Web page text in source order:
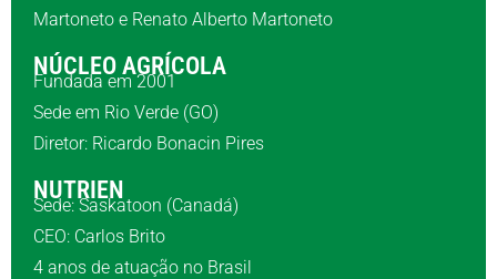
Martoneto e Renato Alberto Martoneto
NÚCLEO AGRÍCOLA
Fundada em 2001
Sede em Rio Verde (GO)
Diretor: Ricardo Bonacin Pires
NUTRIEN
Sede: Saskatoon (Canadá)
CEO: Carlos Brito
4 anos de atuação no Brasil